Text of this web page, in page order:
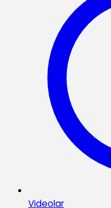
Videolar